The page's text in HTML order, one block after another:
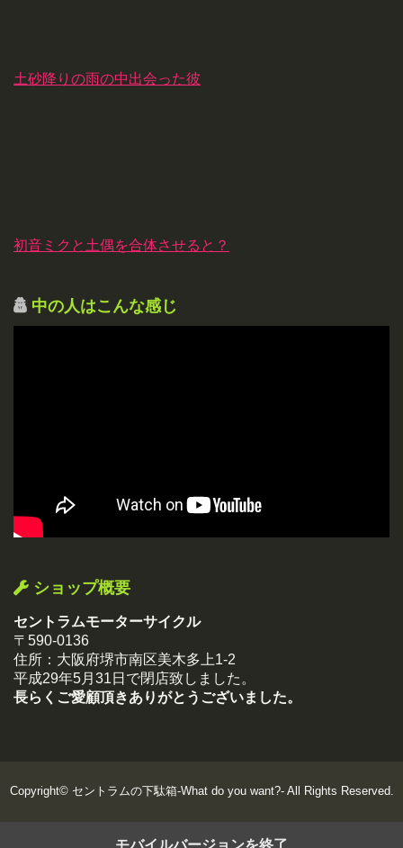
土砂降りの雨の中出会った彼
初音ミクと土偶を合体させると？
中の人はこんな感じ
ショップ概要
セントラムモーターサイクル
〒590-0136
住所：大阪府堺市南区美木多上1-2
平成29年5月31日で閉店致しました。
長らくご愛顧頂きありがとうございました。
Copyright© セントラムの下駄箱-What do you want?-All Rights Reserved.